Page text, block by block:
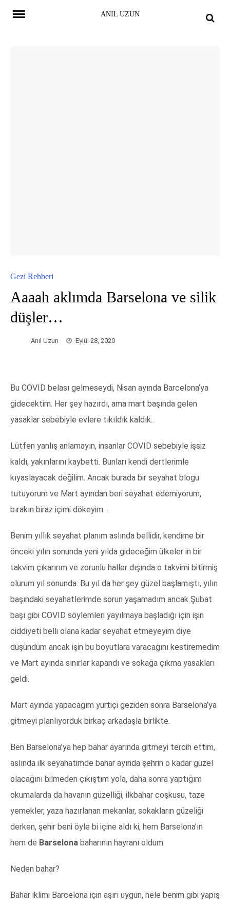
ANIL UZUN
Gezi Rehberi
Aaaah aklımda Barselona ve silik
düşler…
Anıl Uzun Eylül 28, 2020
Bu COVID belası gelmeseydi, Nisan ayında Barcelona’ya
gidecektim. Her şey hazırdı, ama mart başında gelen
yasaklar sebebiyle evlere tıkıldık kaldık..
Lütfen yanlış anlamayın, insanlar COVID sebebiyle işsiz
kaldı, yakınlarını kaybetti. Bunları kendi dertlerimle
kıyaslayacak değilim. Ancak burada bir seyahat blogu
tutuyorum ve Mart ayından beri seyahat edemiyorum,
bırakın biraz içimi dökeyim…
Benim yıllık seyahat planım aslında bellidir, kendime bir
önceki yılın sonunda yeni yılda gideceğim ülkeler in bir
takvim çıkarırım ve zorunlu haller dışında o takvimi bitirmiş
olurum yıl sonunda. Bu yıl da her şey güzel başlamıştı, yılın
başındaki seyahatlerimde sorun yaşamadım ancak Şubat
başı gibi COVID söylemleri yayılmaya başladığı için işin
ciddiyeti belli olana kadar seyahat etmeyeyim diye
düşündüm ancak işin bu boyutlara varacağını kestiremedim
ve Mart ayında sınırlar kapandı ve sokağa çıkma yasakları
geldi.
Mart ayında yapacağım yurtiçi geziden sonra Barselona’ya
gitmeyi planlıyorduk birkaç arkadaşla birlikte.
Ben Barselona’ya hep bahar ayarında gitmeyi tercih ettim,
aslında ilk seyahatimde bahar ayında şehrin o kadar güzel
olacağını bilmeden çıkıştım yola, daha sonra yaptığım
okumalarda da havanın güzelliği, ilkbahar coşkusu, taze
yemekler, yaza hazırlanan mekanlar, sokakların güzeliği
derken, şehir beni öyle bi içine aldı ki, hem Barselona’ın
hem de Barselona baharının hayranı oldum.
Neden bahar?
Bahar iklimi Barcelona için aşırı uygun, hele benim gibi yapış